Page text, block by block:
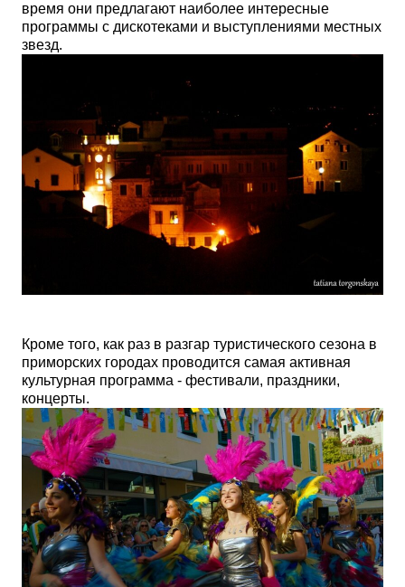
время они предлагают наиболее интересные
программы с дискотеками и выступлениями местных
звезд.
Кроме того, как раз в разгар туристического сезона в
приморских городах проводится самая активная
культурная программа - фестивали, праздники,
концерты.